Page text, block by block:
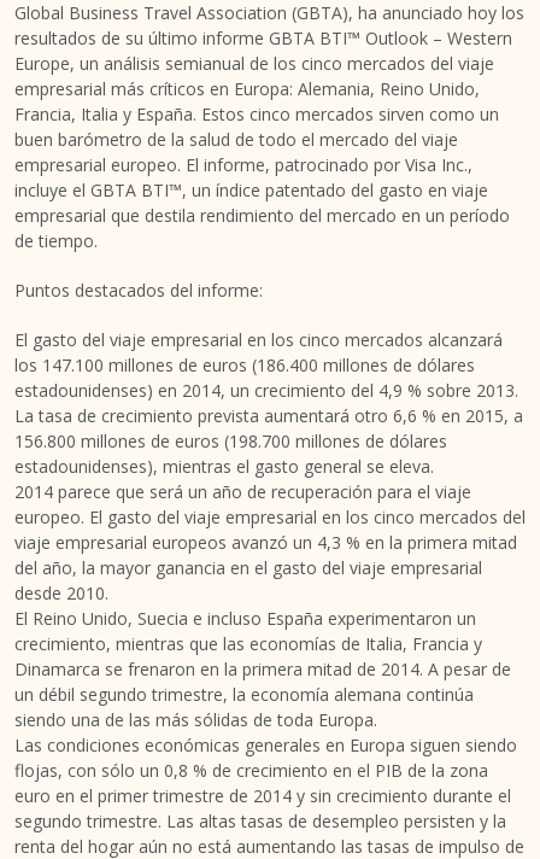
Global Business Travel Association (GBTA), ha anunciado hoy los
resultados de su último informe GBTA BTI™ Outlook – Western
Europe, un análisis semianual de los cinco mercados del viaje
empresarial más críticos en Europa: Alemania, Reino Unido,
Francia, Italia y España. Estos cinco mercados sirven como un
buen barómetro de la salud de todo el mercado del viaje
empresarial europeo. El informe, patrocinado por Visa Inc.,
incluye el GBTA BTI™, un índice patentado del gasto en viaje
empresarial que destila rendimiento del mercado en un período
de tiempo.
Puntos destacados del informe:
El gasto del viaje empresarial en los cinco mercados alcanzará
los 147.100 millones de euros (186.400 millones de dólares
estadounidenses) en 2014, un crecimiento del 4,9 % sobre 2013.
La tasa de crecimiento prevista aumentará otro 6,6 % en 2015, a
156.800 millones de euros (198.700 millones de dólares
estadounidenses), mientras el gasto general se eleva.
2014 parece que será un año de recuperación para el viaje
europeo. El gasto del viaje empresarial en los cinco mercados del
viaje empresarial europeos avanzó un 4,3 % en la primera mitad
del año, la mayor ganancia en el gasto del viaje empresarial
desde 2010.
El Reino Unido, Suecia e incluso España experimentaron un
crecimiento, mientras que las economías de Italia, Francia y
Dinamarca se frenaron en la primera mitad de 2014. A pesar de
un débil segundo trimestre, la economía alemana continúa
siendo una de las más sólidas de toda Europa.
Las condiciones económicas generales en Europa siguen siendo
flojas, con sólo un 0,8 % de crecimiento en el PIB de la zona
euro en el primer trimestre de 2014 y sin crecimiento durante el
segundo trimestre. Las altas tasas de desempleo persisten y la
renta del hogar aún no está aumentando las tasas de impulso de